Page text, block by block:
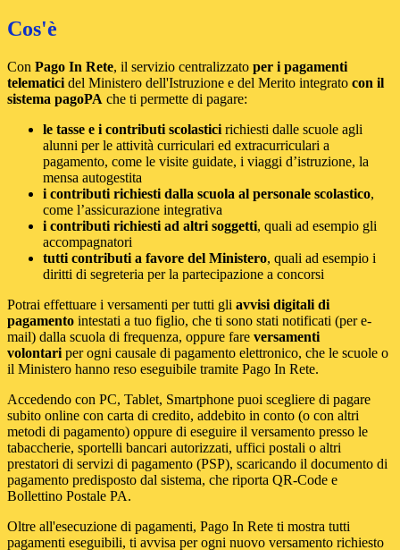
Cos'è
Con Pago In Rete, il servizio centralizzato per i pagamenti
telematici del Ministero dell'Istruzione e del Merito integrato con il
sistema pagoPA che ti permette di pagare:
le tasse e i contributi scolastici richiesti dalle scuole agli
alunni per le attività curriculari ed extracurriculari a
pagamento, come le visite guidate, i viaggi d’istruzione, la
mensa autogestita
i contributi richiesti dalla scuola al personale scolastico,
come l’assicurazione integrativa
i contributi richiesti ad altri soggetti, quali ad esempio gli
accompagnatori
tutti contributi a favore del Ministero, quali ad esempio i
diritti di segreteria per la partecipazione a concorsi
Potrai effettuare i versamenti per tutti gli avvisi digitali di
pagamento intestati a tuo figlio, che ti sono stati notificati (per e-
mail) dalla scuola di frequenza, oppure fare versamenti
volontari per ogni causale di pagamento elettronico, che le scuole o
il Ministero hanno reso eseguibile tramite Pago In Rete.
Accedendo con PC, Tablet, Smartphone puoi scegliere di pagare
subito online con carta di credito, addebito in conto (o con altri
metodi di pagamento) oppure di eseguire il versamento presso le
tabaccherie, sportelli bancari autorizzati, uffici postali o altri
prestatori di servizi di pagamento (PSP), scaricando il documento di
pagamento predisposto dal sistema, che riporta QR-Code e
Bollettino Postale PA.
Oltre all'esecuzione di pagamenti, Pago In Rete ti mostra tutti
pagamenti eseguibili, ti avvisa per ogni nuovo versamento richiesto